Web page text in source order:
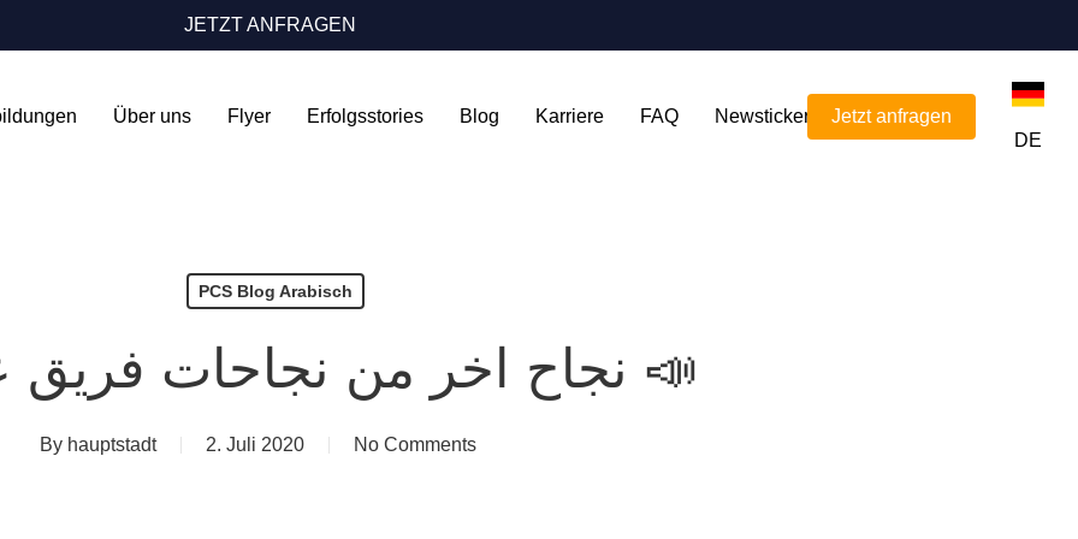
JETZT ANFRAGEN
Über uns Flyer Erfolgsstories Blog Karriere FAQ Newsticker
Jetzt anfragen
DE
PCS Blog Arabisch
📣نجاح اخر من نجاحات فريق عملنا 📣
By hauptstadt 2. Juli 2020 No Comments